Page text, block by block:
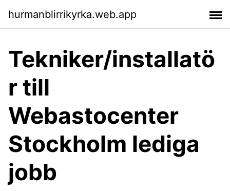
hurmanblirrikyrka.web.app
Tekniker/installatö
r till
Webastocenter
Stockholm lediga
jobb